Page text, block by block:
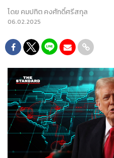
โดย คมปทิต คงศักดิ์ศรีสกุล
06.02.2025